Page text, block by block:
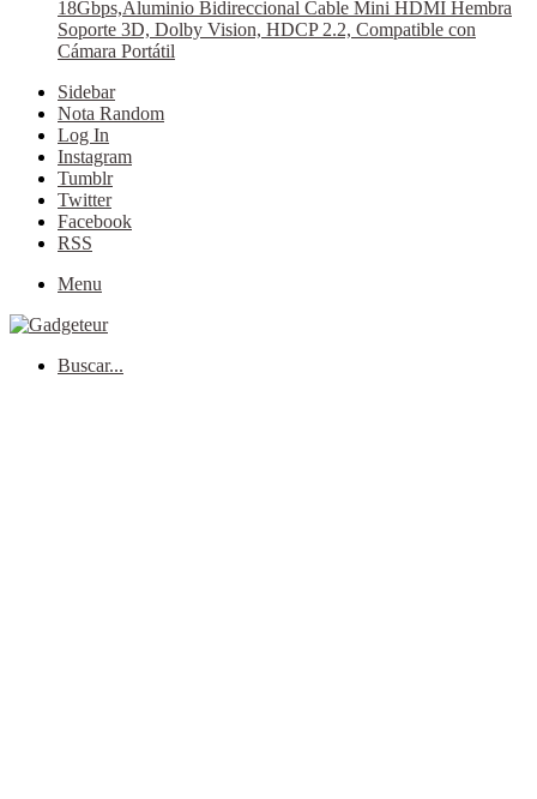
18Gbps,Aluminio Bidireccional Cable Mini HDMI Hembra
Soporte 3D, Dolby Vision, HDCP 2.2, Compatible con
Cámara Portátil
Sidebar
Nota Random
Log In
Instagram
Tumblr
Twitter
Facebook
RSS
Menu
Buscar...